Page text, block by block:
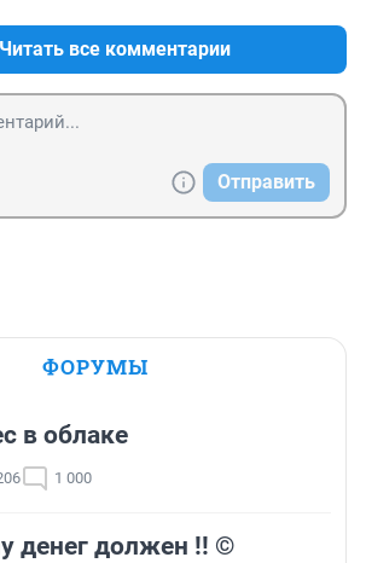
Читать все комментарии
Отправить
ФОРУМЫ
в облаке
1 000
денег должен !! ©